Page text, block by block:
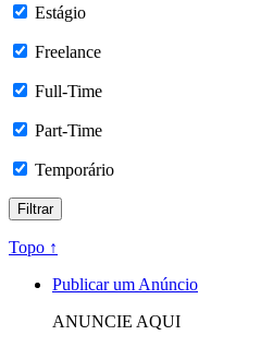
Estágio
Freelance
Full-Time
Part-Time
Temporário
Topo ↑
Publicar um Anúncio
ANUNCIE AQUI